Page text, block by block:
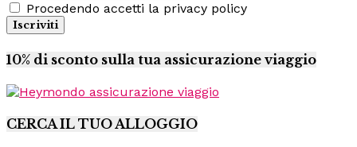
Procedendo accetti la privacy policy
10% di sconto sulla tua assicurazione viaggio
CERCA IL TUO ALLOGGIO